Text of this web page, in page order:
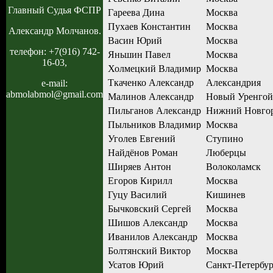
Главный Судья ФСПР
Александр Молчанов.
телефон: +7(916) 742-
16-03,
e-mail:
abmolabmol@gmail.com
Гареева Дина
Москва
Пухаев Константин
Москва
Васин Юрий
Москва
Яньшин Павел
Москва
Холмецкий Владимир Москва
Ткаченко Александр
Александрия
Малинов Александр
Новый Уренгой
Пильганов Александр Нижний
Пыльников Владимир Москва
Уголев Евгений
Ступино
Найдёнов Роман
Люберцы
Ширяев Антон
Волоколамск
Егоров Кирилл
Москва
Гуцу Василий
Кишинев
Бычковский Сергей
Москва
Шишов Александр
Москва
Иванилов Александр
Москва
Болтянский Виктор
Москва
Усатов Юрий
Санкт-